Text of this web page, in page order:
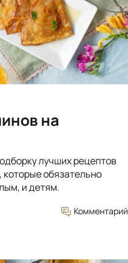
на
лучших рецептов
обязательно
и детям.
Комментарий